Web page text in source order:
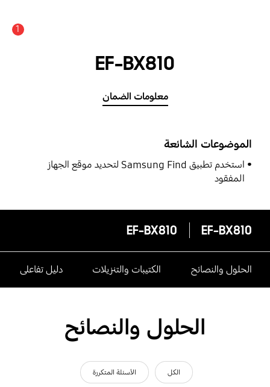
1
EF-BX810
معلومات الضمان
الموضوعات الشائعة
استخدم تطبيق Samsung Find لتحديد موقع الجهاز
المفقود
EF-BX810
EF-BX810
الحلول والنصائح الكتيبات والتنزيلات دليل تفاعلى
الحلول والنصائح
الكل الأسئلة المتكررة